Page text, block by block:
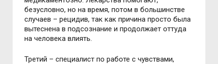
безусловно, но на время, потом в большинстве
случаев – рецидив, так как причина просто была
вытеснена в подсознание и продолжает оттуда
на человека влиять.
Третий – специалист по работе с чувствами,